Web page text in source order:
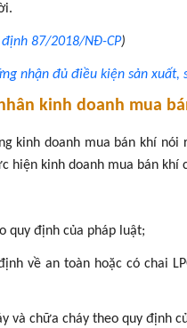
87/2018/NĐ-CP)
nhận đủ điều kiện sản xuất,
kinh doanh mua
kinh doanh mua bán khí
hiện kinh doanh mua bán
quy định của pháp luật;
về an toàn hoặc có chai
và chữa cháy theo quy định